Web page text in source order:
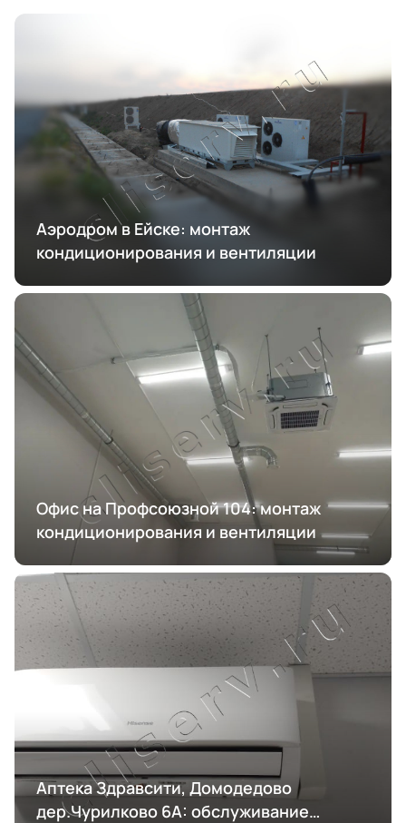
Аэродром в Ейске: монтаж
кондиционирования и вентиляции
Офис на Профсоюзной 104: монтаж
кондиционирования и вентиляции
Аптека Здравсити, Домодедово
дер.Чурилково 6А: обслуживание